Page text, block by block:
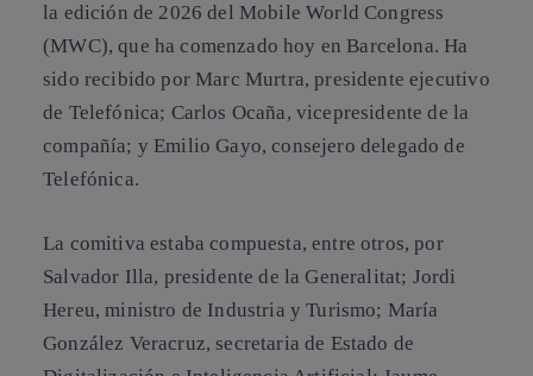
la edición de 2026 del Mobile World Congress
(MWC), que ha comenzado hoy en Barcelona. Ha
sido recibido por Marc Murtra, presidente ejecutivo
de Telefónica; Carlos Ocaña, vicepresidente de la
compañía; y Emilio Gayo, consejero delegado de
Telefónica.
La comitiva estaba compuesta, entre otros, por
Salvador Illa, presidente de la Generalitat; Jordi
Hereu, ministro de Industria y Turismo; María
González Veracruz, secretaria de Estado de